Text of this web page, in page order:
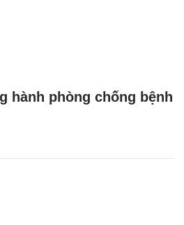
hành phòng chống bệnh